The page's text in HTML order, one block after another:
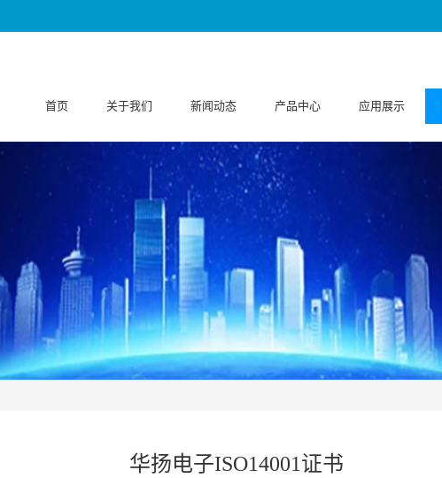
首页 关于我们 新闻动态 产品中心 应用展示
华扬电子ISO14001证书